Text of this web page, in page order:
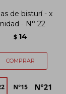
de bisturí - x
- N° 22
$ 14